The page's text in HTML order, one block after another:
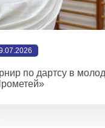
по дартсу в